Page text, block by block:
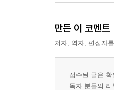
만든 이 코멘트
저자, 역자, 편집자
접수된 글은 확
독자 분들의